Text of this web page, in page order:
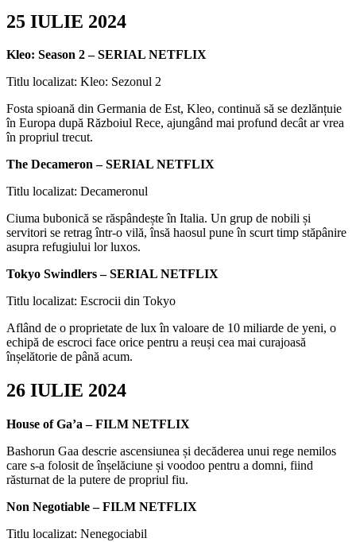
25 IULIE 2024
Kleo: Season 2 – SERIAL NETFLIX
Titlu localizat: Kleo: Sezonul 2
Fosta spioană din Germania de Est, Kleo, continuă să se dezlănțuie
în Europa după Războiul Rece, ajungând mai profund decât ar vrea
în propriul trecut.
The Decameron – SERIAL NETFLIX
Titlu localizat: Decameronul
Ciuma bubonică se răspândește în Italia. Un grup de nobili și
servitori se retrag într-o vilă, însă haosul pune în scurt timp stăpânire
asupra refugiului lor luxos.
Tokyo Swindlers – SERIAL NETFLIX
Titlu localizat: Escrocii din Tokyo
Aflând de o proprietate de lux în valoare de 10 miliarde de yeni, o
echipă de escroci face orice pentru a reuși cea mai curajoasă
înșelătorie de până acum.
26 IULIE 2024
House of Ga’a – FILM NETFLIX
Bashorun Gaa descrie ascensiunea și decăderea unui rege nemilos
care s-a folosit de înșelăciune și voodoo pentru a domni, fiind
răsturnat de la putere de propriul fiu.
Non Negotiable – FILM NETFLIX
Titlu localizat: Nenegociabil